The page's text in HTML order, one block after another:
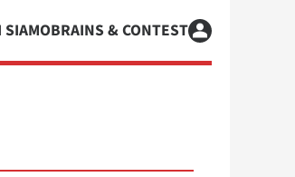
SIAMOBRAINS & CONTEST